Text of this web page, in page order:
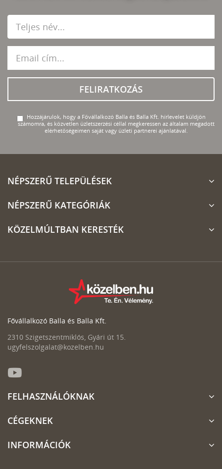
FELIRATKOZÁS
Hozzájárulok, hogy a Fővállalkozó Balla és Balla Kft. hírlevelet küldjön
számomra, és közvetlen üzletszerzési céllal megkeressen az általam megadott
elérhetőségeimen saját vagy üzleti partnerei ajánlatával.
NÉPSZERŰ TELEPÜLÉSEK
NÉPSZERŰ KATEGÓRIÁK
KÖZELMÚLTBAN KERESTÉK
Fővállalkozó Balla és Balla Kft.
2310 Szigetszentmiklós, Gyári út 15.
ugyfelszolgalat@kozelben.hu
FELHASZNÁLÓKNAK
CÉGEKNEK
INFORMÁCIÓK